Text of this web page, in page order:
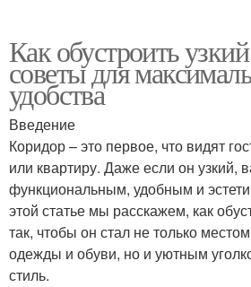
Как обустроить
советы для
удобства
Введение
Коридор – это первое, что видят
или квартиру. Даже если он узкий,
функциональным, удобным и
этой статье мы расскажем, как
так, чтобы он стал не только
одежды и обуви, но и уютным
стиль.